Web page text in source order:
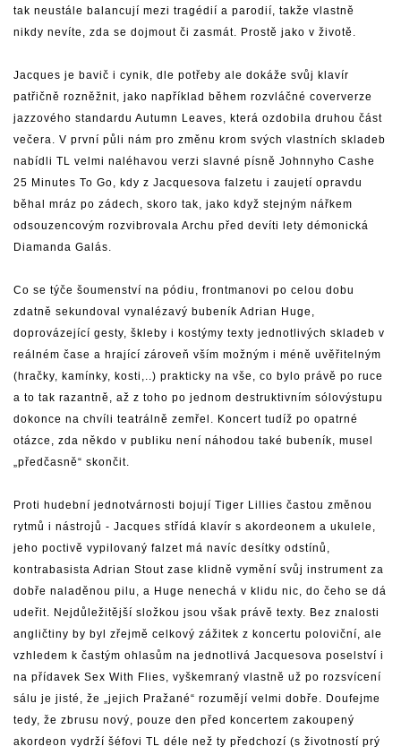
tak neustále balancují mezi tragédií a parodií, takže vlastně
nikdy nevíte, zda se dojmout či zasmát. Prostě jako v životě.
Jacques je bavič i cynik, dle potřeby ale dokáže svůj klavír
patřičně rozněžnit, jako například během rozvláčné coververze
jazzového standardu Autumn Leaves, která ozdobila druhou část
večera. V první půli nám pro změnu krom svých vlastních skladeb
nabídli TL velmi naléhavou verzi slavné písně Johnnyho Cashe
25 Minutes To Go, kdy z Jacquesova falzetu i zaujetí opravdu
běhal mráz po zádech, skoro tak, jako když stejným nářkem
odsouzencovým rozvibrovala Archu před devíti lety démonická
Diamanda Galás.
Co se týče šoumenství na pódiu, frontmanovi po celou dobu
zdatně sekundoval vynalézavý bubeník Adrian Huge,
doprovázející gesty, škleby i kostýmy texty jednotlivých skladeb v
reálném čase a hrající zároveň vším možným i méně uvěřitelným
(hračky, kamínky, kosti,..) prakticky na vše, co bylo právě po ruce
a to tak razantně, až z toho po jednom destruktivním sólovýstupu
dokonce na chvíli teatrálně zemřel. Koncert tudíž po opatrné
otázce, zda někdo v publiku není náhodou také bubeník, musel
„předčasně“ skončit.
Proti hudební jednotvárnosti bojují Tiger Lillies častou změnou
rytmů i nástrojů - Jacques střídá klavír s akordeonem a ukulele,
jeho poctivě vypilovaný falzet má navíc desítky odstínů,
kontrabasista Adrian Stout zase klidně vymění svůj instrument za
dobře naladěnou pilu, a Huge nenechá v klidu nic, do čeho se dá
udeřit. Nejdůležitější složkou jsou však právě texty. Bez znalosti
angličtiny by byl zřejmě celkový zážitek z koncertu poloviční, ale
vzhledem k častým ohlasům na jednotlivá Jacquesova poselství i
na přídavek Sex With Flies, vyškemraný vlastně už po rozsvícení
sálu je jisté, že „jejich Pražané“ rozumějí velmi dobře. Doufejme
tedy, že zbrusu nový, pouze den před koncertem zakoupený
akordeon vydrží šéfovi TL déle než ty předchozí (s životností prý